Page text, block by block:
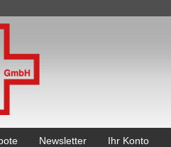
Newsletter Ihr Konto